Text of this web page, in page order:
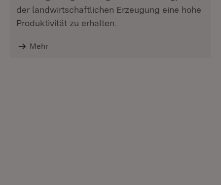
der landwirtschaftlichen Erzeugung eine hohe
Produktivität zu erhalten.
Mehr